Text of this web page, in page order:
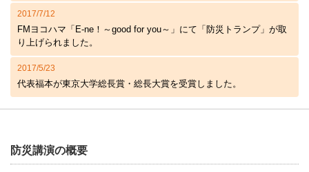
2017/7/12
FMヨコハマ「E-ne！～good for you～」にて「防災トランプ」が取
り上げられました。
2017/5/23
代表福本が東京大学総長賞・総長大賞を受賞しました。
防災講演の概要